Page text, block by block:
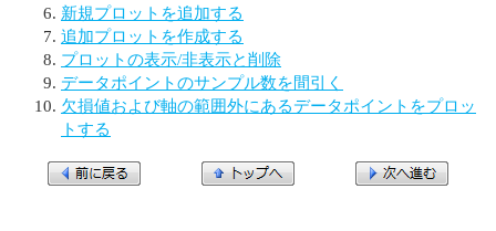
新規プロットを追加する
追加プロットを作成する
プロットの表示/非表示と削除
データポイントのサンプル数を間引く
欠損値および軸の範囲外にあるデータポイントをプロッ
トする